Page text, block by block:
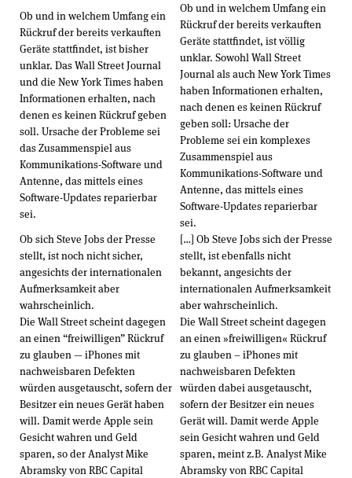
Ob und in welchem Umfang ein
Rückruf der bereits verkauften
Geräte stattfindet, ist bisher
unklar. Das Wall Street Journal
und die New York Times haben
Informationen erhalten, nach
denen es keinen Rückruf geben
soll. Ursache der Probleme sei
das Zusammenspiel aus
Kommunikations-Software und
Antenne, das mittels eines
Software-Updates reparierbar
sei.
Ob und in welchem Umfang ein
Rückruf der bereits verkauften
Geräte stattfindet, ist völlig
unklar. Sowohl Wall Street
Journal als auch New York Times
haben Informationen erhalten,
nach denen es keinen Rückruf
geben soll: Ursache der
Probleme sei ein komplexes
Zusammenspiel aus
Kommunikations-Software und
Antenne, das mittels eines
Software-Updates reparierbar
sei.
Ob sich Steve Jobs der Presse
stellt, ist noch nicht sicher,
angesichts der internationalen
Aufmerksamkeit aber
wahrscheinlich.
[…] Ob Steve Jobs sich der Presse
stellt, ist ebenfalls nicht
bekannt, angesichts der
internationalen Aufmerksamkeit
aber wahrscheinlich.
Die Wall Street scheint dagegen
an einen “freiwilligen” Rückruf
zu glauben — iPhones mit
nachweisbaren Defekten
würden ausgetauscht, sofern der
Besitzer ein neues Gerät haben
will. Damit werde Apple sein
Gesicht wahren und Geld
sparen, so der Analyst Mike
Abramsky von RBC Capital
Die Wall Street scheint dagegen
an einen »freiwilligen« Rückruf
zu glauben – iPhones mit
nachweisbaren Defekten
würden dabei ausgetauscht,
sofern der Besitzer ein neues
Gerät will. Damit werde Apple
sein Gesicht wahren und Geld
sparen, meint z.B. Analyst Mike
Abramsky von RBC Capital